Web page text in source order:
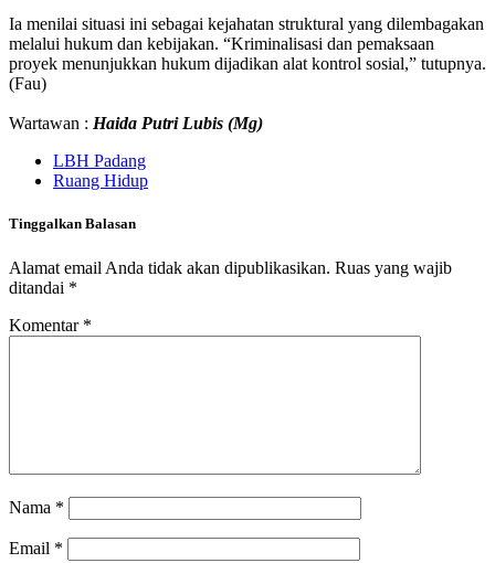
Ia menilai situasi ini sebagai kejahatan struktural yang dilembagakan
melalui hukum dan kebijakan. “Kriminalisasi dan pemaksaan
proyek menunjukkan hukum dijadikan alat kontrol sosial,” tutupnya.
(Fau)
Wartawan : Haida Putri Lubis (Mg)
LBH Padang
Ruang Hidup
Tinggalkan Balasan
Alamat email Anda tidak akan dipublikasikan. Ruas yang wajib
ditandai *
Komentar *
Nama *
Email *